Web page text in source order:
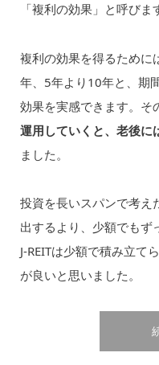
「複利の効果」と呼びま
複利の効果を得るために
年、5年より10年と、期
効果を実感できます。そ
運用していくと、老後に
ました。
投資を長いスパンで考え
出するより、少額でもず
J-REITは少額で積み立て
が良いと思いました。